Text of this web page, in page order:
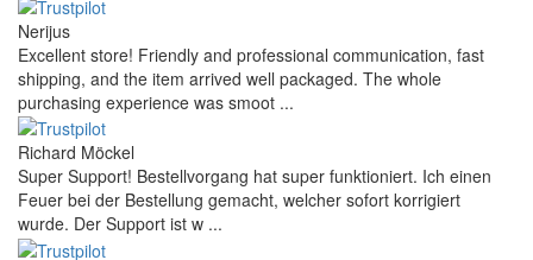
Nerijus
Excellent store! Friendly and professional communication, fast
shipping, and the item arrived well packaged. The whole
purchasing experience was smoot ...
Richard Möckel
Super Support! Bestellvorgang hat super funktioniert. Ich einen
Feuer bei der Bestellung gemacht, welcher sofort korrigiert
wurde. Der Support ist w ...